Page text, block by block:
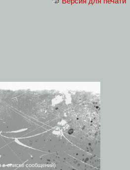
в списке сообщений)